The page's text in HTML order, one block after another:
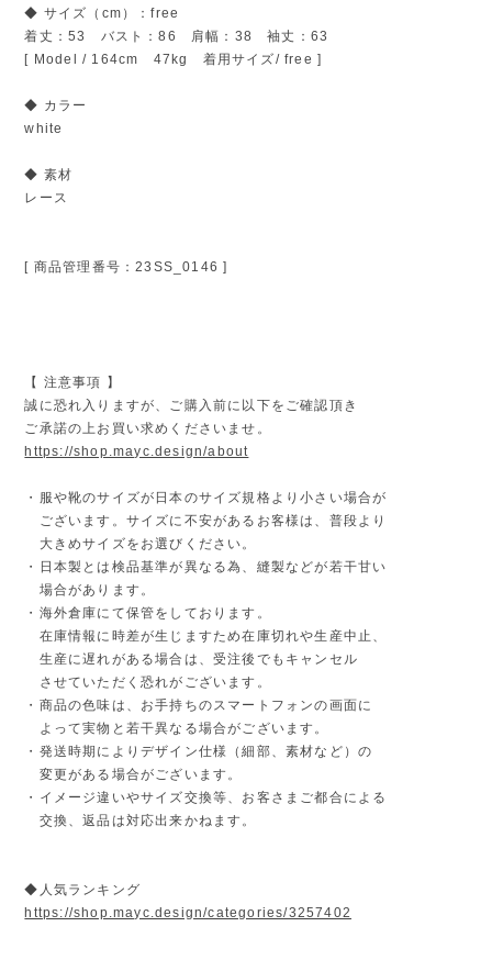
◆ サイズ（cm）：free
着丈：53 バスト：86 肩幅：38 袖丈：63
[ Model / 164cm 47kg 着用サイズ/ free ]
◆ カラー
white
◆ 素材
レース
[ 商品管理番号：23SS_0146 ]
【 注意事項 】
誠に恐れ入りますが、ご購入前に以下をご確認頂き
ご承諾の上お買い求めくださいませ。
https://shop.mayc.design/about
・服や靴のサイズが日本のサイズ規格より小さい場合が
ございます。サイズに不安があるお客様は、普段より
大きめサイズをお選びください。
・日本製とは検品基準が異なる為、縫製などが若干甘い
場合があります。
・海外倉庫にて保管をしております。
在庫情報に時差が生じますため在庫切れや生産中止、
生産に遅れがある場合は、受注後でもキャンセル
させていただく恐れがございます。
・商品の色味は、お手持ちのスマートフォンの画面に
よって実物と若干異なる場合がございます。
・発送時期によりデザイン仕様（細部、素材など）の
変更がある場合がございます。
・イメージ違いやサイズ交換等、お客さまご都合による
交換、返品は対応出来かねます。
◆人気ランキング
https://shop.mayc.design/categories/3257402